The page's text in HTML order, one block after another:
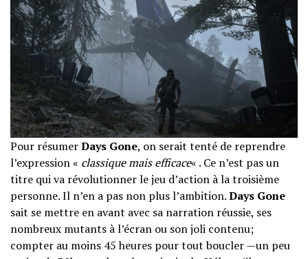
Pour résumerDays Gone, on serait tenté de reprendre
l’expression « classique mais efficace« . Ce n’est pas un
titre qui va révolutionner le jeu d’action à la troisième
personne. Il n’en a pas non plus l’ambition.Days Gone
sait se mettre en avant avec sa narration réussie, ses
nombreux mutants à l’écran ou son joli contenu;
compter au moins 45 heures pour tout boucler —un peu